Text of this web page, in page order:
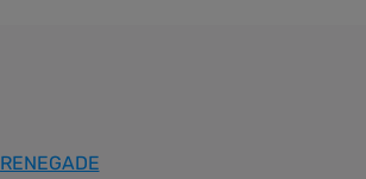
RENEGADE